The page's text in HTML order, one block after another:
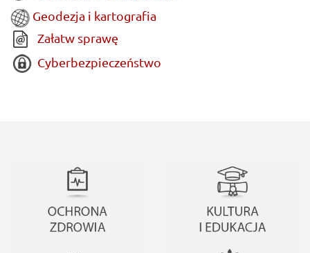
Geodezja i kartografia
Załatw sprawę
Cyberbezpieczeństwo